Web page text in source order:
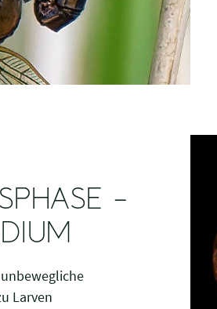
–
Larven